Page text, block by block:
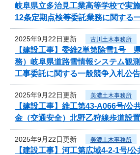
岐阜県立多治見工業高等学校で実
12条定期点検等委託業務に関する
2025年9月22日更新 古川土木事務所
【建設工事】委維2単第除雪1号
務）岐阜県道路雪情報システム観
工事委託に関する一般競争入札公告
2025年9月22日更新 美濃土木事務所
【建設工事】維工第43-A066号/
金（交通安全）北野乙狩線歩道設
2025年9月22日更新 美濃土木事務所
【建設工事】河工第広域4-2-1号/